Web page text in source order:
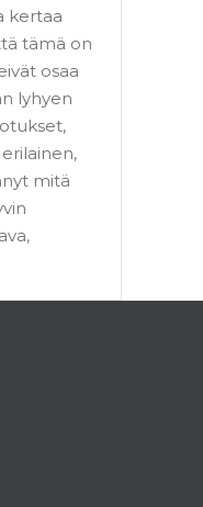
kertaa
tämä on
osaa
lyhyen
mitä